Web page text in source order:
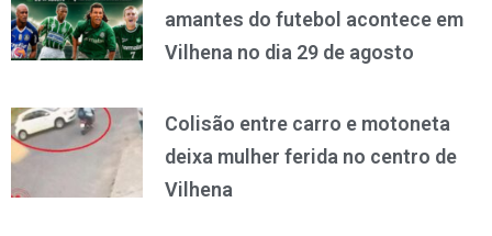
amantes do futebol acontece em
Vilhena no dia 29 de agosto
Colisão entre carro e motoneta
deixa mulher ferida no centro de
Vilhena